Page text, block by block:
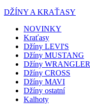
DŽÍNY A KRAŤASY
NOVINKY
Kraťasy
Džíny LEVI'S
Džíny MUSTANG
Džíny WRANGLER
Džíny CROSS
Džíny MAVI
Džíny ostatní
Kalhoty